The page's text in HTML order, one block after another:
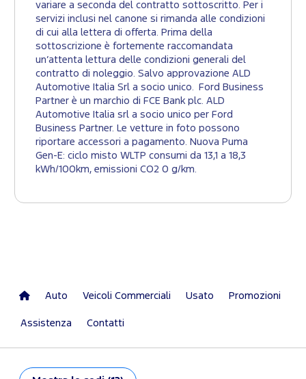
variare a seconda del contratto sottoscritto. Per i
servizi inclusi nel canone si rimanda alle condizioni
di cui alla lettera di offerta. Prima della
sottoscrizione è fortemente raccomandata
un’attenta lettura delle condizioni generali del
contratto di noleggio. Salvo approvazione ALD
Automotive Italia Srl a socio unico. Ford Business
Partner è un marchio di FCE Bank plc. ALD
Automotive Italia srl a socio unico per Ford
Business Partner. Le vetture in foto possono
riportare accessori a pagamento. Nuova Puma
Gen-E: ciclo misto WLTP consumi da 13,1 a 18,3
kWh/100km, emissioni CO2 0 g/km.
Auto Veicoli Commerciali Usato Promozioni
Assistenza Contatti